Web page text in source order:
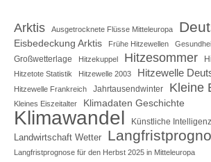
Arktis Ausgetrocknete Flüsse Mitteleuropa
Eisbedeckung Arktis Frühe Hitzewellen
Großwetterlage Hitzekuppel Hitzesommer
Hitzetote Statistik Hitzewelle 2003 Hitzewelle
Hitzewelle Frankreich Jahrtausendwinter Kleine
Kleines Eiszeitalter Klimadaten Geschichte
Klimawandel Künstliche Intelligenz
Landwirtschaft Wetter
Langfristprognose für den Herbst 2025 in Mitteleuropa